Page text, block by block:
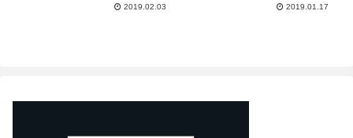
出身地滋賀鹿島アントラーズユー
2019.02.03
神奈川川崎フロンターレユースか
2019.01.17